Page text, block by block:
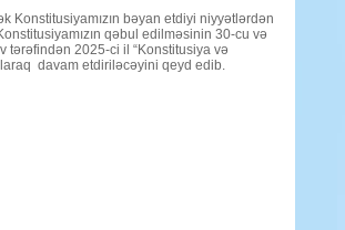
Konstitusiyamızın bəyan etdiyi niyyətlərdən
qəbul edilməsinin 30-cu və
2025-ci il “Konstitusiya və
davam etdiriləcəyini qeyd edib.